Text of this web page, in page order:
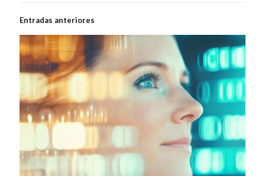
Entradas anteriores